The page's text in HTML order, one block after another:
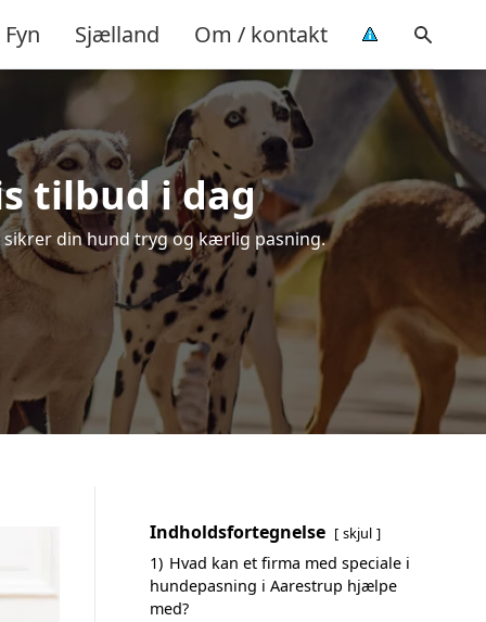
Fyn Sjælland Om / kontakt
tilbud i dag
sikrer din hund tryg og kærlig pasning.
Indholdsfortegnelse skjul
1) Hvad kan et firma med speciale i
hundepasning i Aarestrup hjælpe
med?